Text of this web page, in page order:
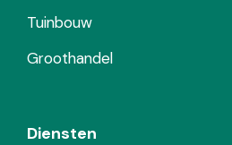
Tuinbouw
Groothandel
Diensten